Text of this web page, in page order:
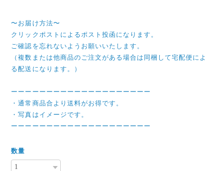
〜お届け方法〜
クリックポストによるポスト投函になります。
ご確認を忘れないようお願いいたします。
（複数または他商品のご注文がある場合は同梱して宅配便によ
る配送になります。）
ーーーーーーーーーーーーーーーーーーーー
・通常商品合より送料がお得です。
・写真はイメージです。
ーーーーーーーーーーーーーーーーーーーー
数量